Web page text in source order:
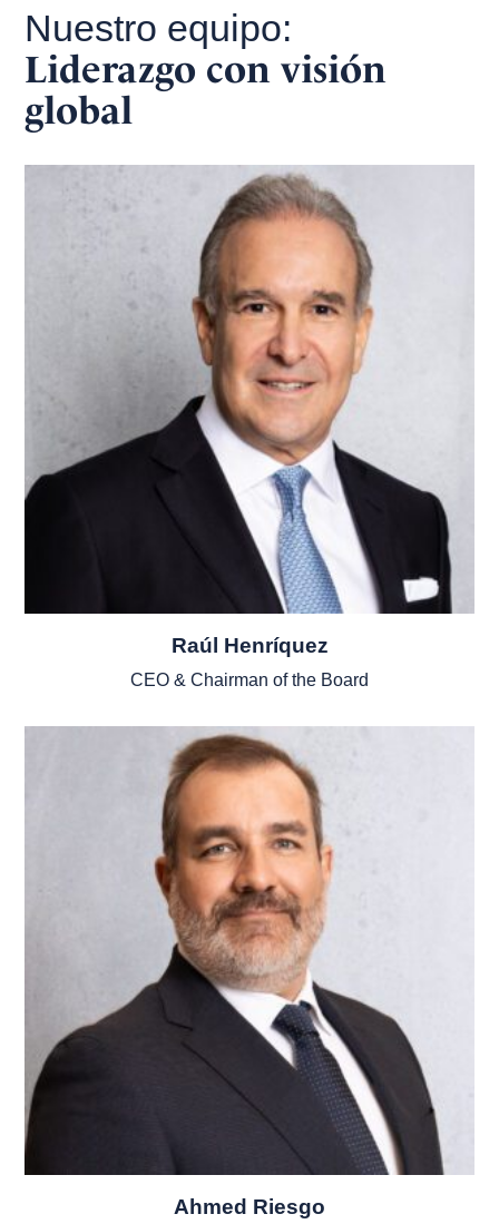
Nuestro equipo:
Liderazgo con visión
global
Raúl Henríquez
CEO & Chairman of the Board
Ahmed Riesgo